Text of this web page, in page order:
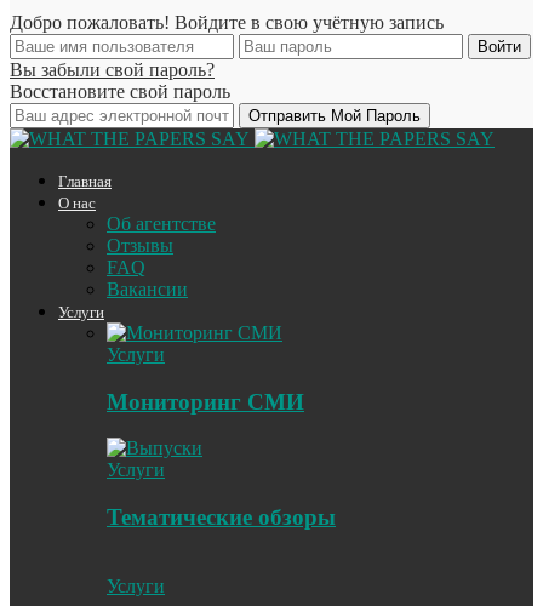
Добро пожаловать! Войдите в свою учётную запись
Вы забыли свой пароль?
Восстановите свой пароль
Главная
О нас
Об агентстве
Отзывы
FAQ
Вакансии
Услуги
Услуги
Мониторинг СМИ
Услуги
Тематические обзоры
Услуги